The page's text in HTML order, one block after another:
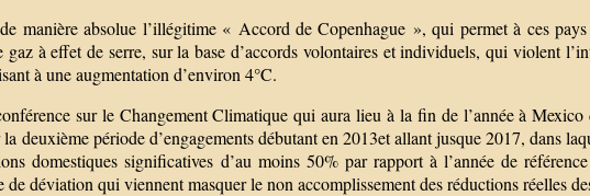
manière absolue l’illégitime « Accord de Copenhague », qui permet à ces
gaz à effet de serre, sur la base d’accords volontaires et individuels, qui violent
à une augmentation d’environ 4°C.
sur le Changement Climatique qui aura lieu à la fin de l’année à
deuxième période d’engagements débutant en 2013et allant jusque 2017, dans
domestiques significatives d’au moins 50% par rapport à l’année de
de déviation qui viennent masquer le non accomplissement des réductions réelles